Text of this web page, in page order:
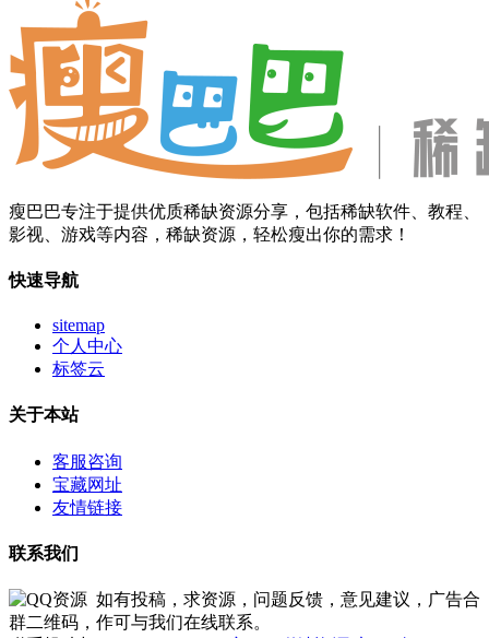
瘦巴巴专注于提供优质稀缺资源分享，包括稀缺软件、教程、
影视、游戏等内容，稀缺资源，轻松瘦出你的需求！
快速导航
sitemap
个人中心
标签云
关于本站
客服咨询
宝藏网址
友情链接
联系我们
如有投稿，求资源，问题反馈，意见建议，广告合
作可与我们在线联系。